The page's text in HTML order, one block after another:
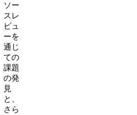
ソー
スレ
ビュ
ーを
通じ
ての
課題
の発
見
と、
さら